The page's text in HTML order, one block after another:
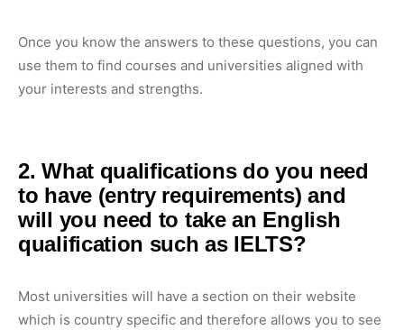
Once you know the answers to these questions, you can
use them to find courses and universities aligned with
your interests and strengths.
2. What qualifications do you need
to have (entry requirements) and
will you need to take an English
qualification such as IELTS?
Most universities will have a section on their website
which is country specific and therefore allows you to see